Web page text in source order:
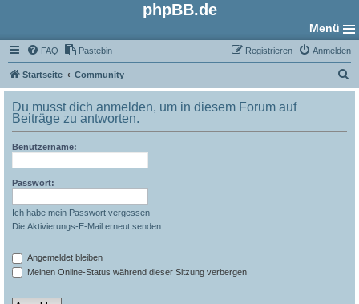
phpBB.de
Menü
FAQ Pastebin Anmelden
Registrieren
Startseite Community
u
Du musst dich anmelden, um in diesem Forum auf
Beiträge zu antworten.
Benutzername:
Passwort:
Ich habe mein Passwort vergessen
Die Aktivierungs-E-Mail erneut senden
Angemeldet bleiben
Meinen Online-Status während dieser Sitzung verbergen